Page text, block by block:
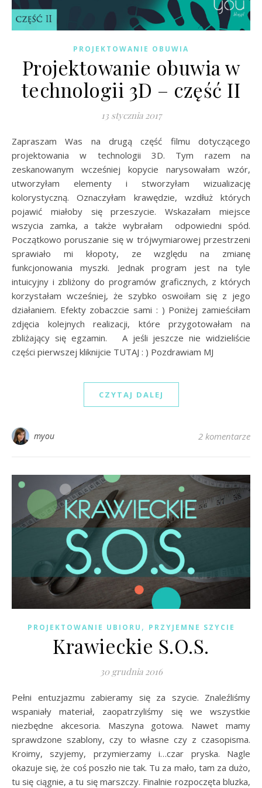
PROJEKTOWANIE OBUWIA
Projektowanie obuwia w
technologii 3D – część II
13 stycznia 2017
Zapraszam Was na drugą część filmu dotyczącego
projektowania w technologii 3D. Tym razem na
zeskanowanym wcześniej kopycie narysowałam wzór,
utworzyłam elementy i stworzyłam wizualizację
kolorystyczną. Oznaczyłam krawędzie, wzdłuż których
pojawić miałoby się przeszycie. Wskazałam miejsce
wszycia zamka, a także wybrałam odpowiedni spód.
Początkowo poruszanie się w trójwymiarowej przestrzeni
sprawiało mi kłopoty, ze względu na zmianę
funkcjonowania myszki. Jednak program jest na tyle
intuicyjny i zbliżony do programów graficznych, z których
korzystałam wcześniej, że szybko oswoiłam się z jego
działaniem. Efekty zobaczcie sami : ) Poniżej zamieściłam
zdjęcia kolejnych realizacji, które przygotowałam na
zbliżający się egzamin. A jeśli jeszcze nie widzieliście
części pierwszej kliknijcie TUTAJ : ) Pozdrawiam MJ
CZYTAJ DALEJ
myou 2 komentarze
PROJEKTOWANIE UBIORU , PRZYJEMNE SZYCIE
Krawieckie S.O.S.
30 grudnia 2016
Pełni entuzjazmu zabieramy się za szycie. Znaleźliśmy
wspaniały materiał, zaopatrzyliśmy się we wszystkie
niezbędne akcesoria. Maszyna gotowa. Nawet mamy
sprawdzone szablony, czy to własne czy z czasopisma.
Kroimy, szyjemy, przymierzamy i…czar pryska. Nagle
okazuje się, że coś poszło nie tak. Tu za mało, tam za dużo,
tu się ciągnie, a tu się marszczy. Finalnie rozpoczęta bluzka,